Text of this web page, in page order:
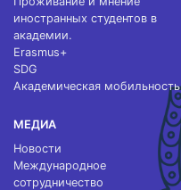
иностранных студентов в
академии.
Erasmus+
SDG
Академическая мобильность
МЕДИА
Новости
Международное
сотрудничество